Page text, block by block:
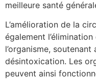
meilleure santé
L’amélioration de la
également
l’organisme,
désintoxication. Les
peuvent ainsi